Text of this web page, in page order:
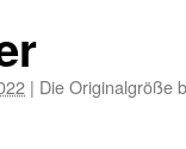
| Die Originalgröße